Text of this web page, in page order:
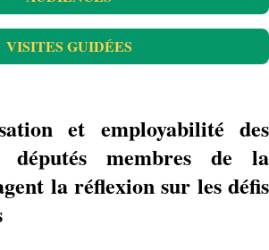
VISITES GUIDÉES
et employabilité des
membres de la
la réflexion sur les défis